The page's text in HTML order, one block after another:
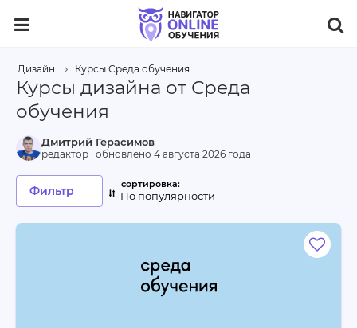
Дизайн Курсы Среда обучения
Курсы дизайна от Среда
обучения
Дмитрий Герасимов
редактор · обновлено 4 августа 2026 года
Фильтр По популярности